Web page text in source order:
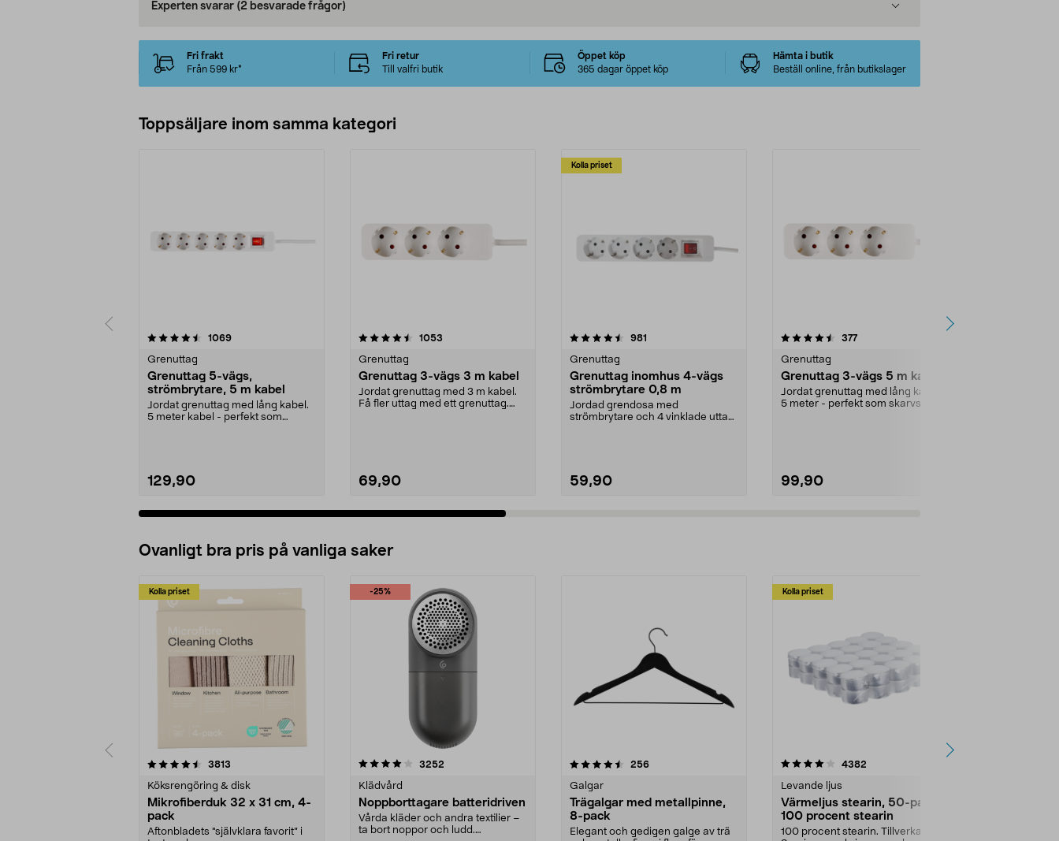
Experten svarar (2 besvarade frågor)
Fri frakt
Från 599 kr*
Fri retur
Till valfri butik
Öppet köp
365 dagar öppet köp
Hämta i butik
Beställ online, från butikslager
Toppsäljare inom samma kategori
1069recensioner
Grenuttag
Grenuttag 5-vägs,
strömbrytare, 5 m kabel
Jordat grenuttag med lång kabel.
5 meter kabel - perfekt som
129,90
4.5 av 5 stjärnor 1053
Grenuttag
Grenuttag 3-vägs 3 m kabel
Jordat grenuttag med 3 m kabel.
Få fler uttag med ett grenuttag.
69,90
Kolla priset
4.5 av 5 stjärnor 981
Grenuttag
Grenuttag inomhus 4-vägs
strömbrytare 0,8 m
Jordad grendosa med
strömbrytare och 4 vinklade uttag.
59,90
4.5 av 5 stjärnor 377recensioner
Grenuttag
Grenuttag 3-vägs 5 m kabel
Jordat grenuttag med lång kabel.
5 meter - perfekt som skarvsladd.
99,90
4.5 av 5 stjärnor
Ovanligt bra pris på vanliga saker
Kolla priset
3813
Köksrengöring & disk
Mikrofiberduk 32 x 31 cm, 4-
pack
Aftonbladets "självklara favorit” i
-25%
4.0av 5 stjärnor 3252
Klädvård
Noppborttagare batteridriven
Vårda kläder och andra textilier –
ta bort noppor och ludd.
4.5av 5 stjärnor 256recensioner
Galgar
Trägalgar med metallpinne,
8-pack
Elegant och gedigen galge av trä
Kolla priset
4.0av 5 stjärnor 4382
Levande ljus
Värmeljus stearin, 50-pack,
100 procent stearin
100 procent stearin. Tillverkade i
4.5av 5 stjärnor